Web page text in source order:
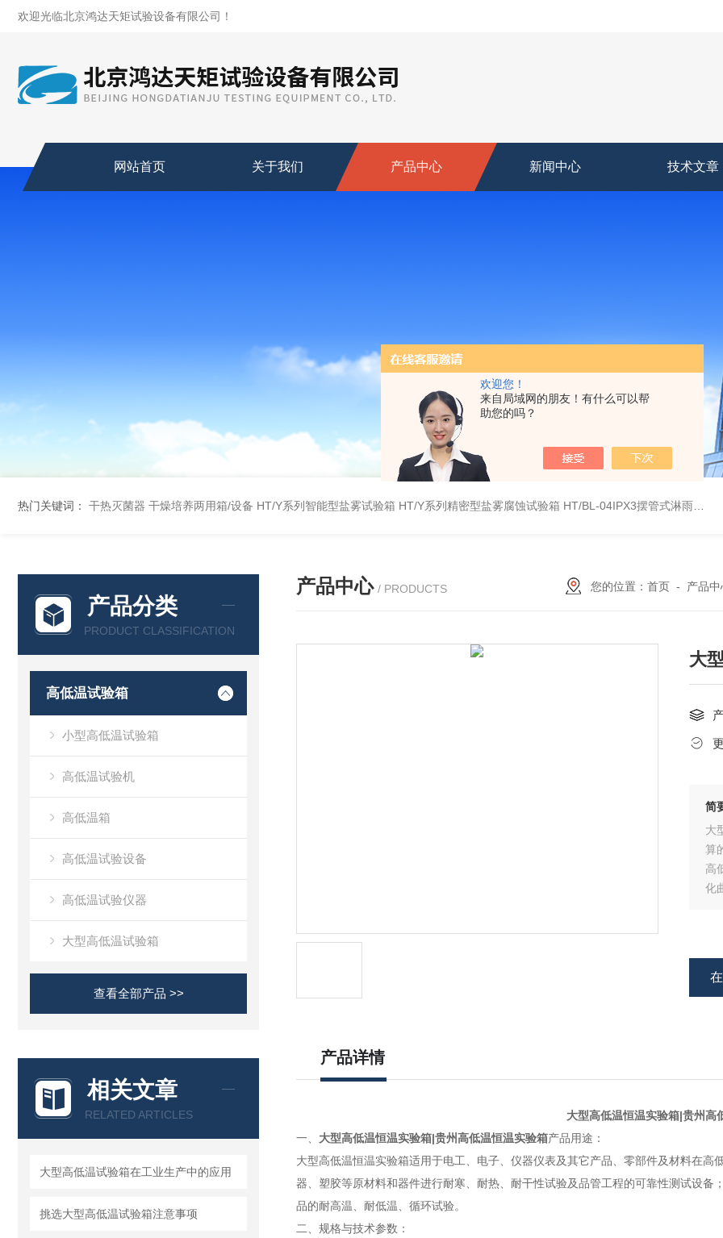
欢迎您！
来自局域网的朋友！有什么可以帮
助您的吗？
欢迎光临北京鸿达天矩试验设备有限公司！
网站首页 关于我们 产品中心 新闻中心 技术文章
热门关键词： 干热灭菌器 干燥培养两用箱/设备 HT/Y系列智能型盐雾试验箱 HT/Y系列精密型盐雾腐蚀试验箱 HT/BL-04IPX3摆管式淋雨试验机
产品分类
PRODUCT CLASSIFICATION
高低温试验箱
小型高低温试验箱
高低温试验机
高低温箱
高低温试验设备
高低温试验仪器
大型高低温试验箱
查看全部产品 >>
相关文章
RELATED ARTICLES
大型高低温试验箱在工业生产中的应用
挑选大型高低温试验箱注意事项
产品中心 / PRODUCTS 您的位置： 首页- 产品中
大
简
大
算
高
化
产品详情
大型高低温恒温实验箱|贵州高
一、 大型高低温恒温实验箱|贵州高低温恒温实验箱产品用途：
大型高低温恒温实验箱适用于电工、电子、仪器仪表及其它产品、零部件及材料在
器、塑胶等原材料和器件进行耐寒、耐热、耐干性试验及品管工程的可靠性测试设
品的耐高温、耐低温、循环试验。
二、 规格与技术参数：